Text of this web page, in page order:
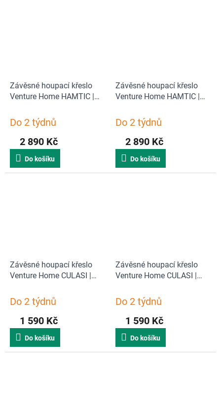
Závěsné houpací křeslo
Venture Home HAMTIC |
Do 2 týdnů
2 890 Kč
Do košíku
Závěsné houpací křeslo
Venture Home HAMTIC |
Do 2 týdnů
2 890 Kč
Do košíku
Závěsné houpací křeslo
Venture Home CULASI |
Do 2 týdnů
1 590 Kč
Do košíku
Závěsné houpací křeslo
Venture Home CULASI |
Do 2 týdnů
1 590 Kč
Do košíku